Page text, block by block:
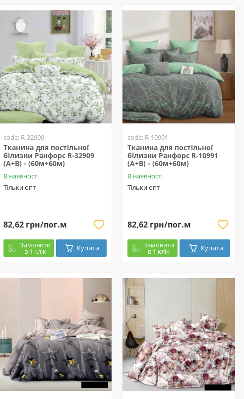
code: R-32909
Тканина для постільної
білизни Ранфорс R-32909
(A+B) - (60м+60м)
В наявності
Тільки опт
82,62 грн/пог.м
Замовити
в 1 клік Купити
code: R-10991
Тканина для постільної
білизни Ранфорс R-10991
(A+B) - (60м+60м)
В наявності
Тільки опт
82,62 грн/пог.м
Замовити
в 1 клік Купити